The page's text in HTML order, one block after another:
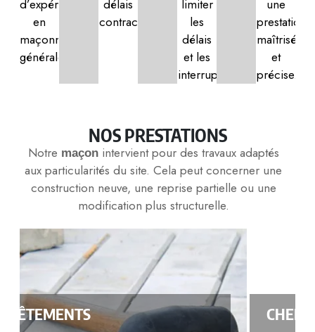
d’expérience
en
maçonnerie
générale.
délais
contractuels.
limiter
les
délais
et les
interruptions.
une
prestation
maîtrisée
et
précise.
NOS PRESTATIONS
Notre maçonintervient pour des travaux adaptés
aux particularités du site. Cela peut concerner une
construction neuve, une reprise partielle ou une
modification plus structurelle.
CHEMINÉES